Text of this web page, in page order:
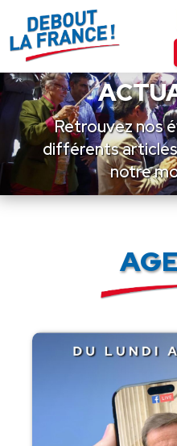
Retrouvez nos
différents
notre
Panneau de gestion des